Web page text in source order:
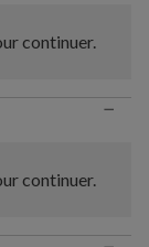
continuer.
−
continuer.